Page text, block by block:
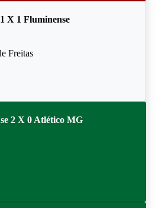
X 1 Fluminense
Freitas
2 X 0 Atlético MG